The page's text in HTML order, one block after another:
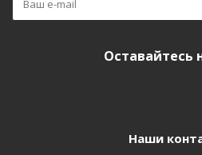
Оставайтесь
Наши